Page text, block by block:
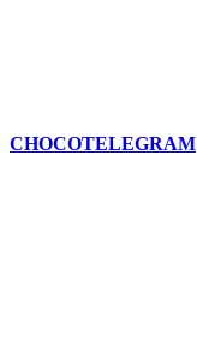
CHOCOTELEGRAM